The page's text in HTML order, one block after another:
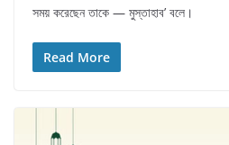
সময় করেছেন তাকে — মুস্তাহাব’ বলে।
Read More